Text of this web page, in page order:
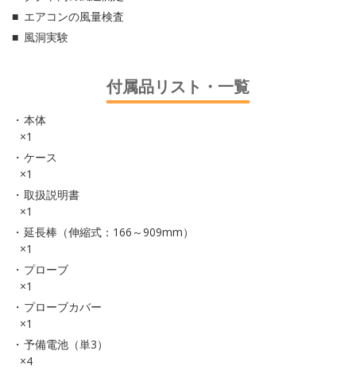
エアコンの風量検査
風洞実験
付属品リスト・一覧
本体
×1
ケース
×1
取扱説明書
×1
延長棒（伸縮式：166～909mm）
×1
プローブ
×1
プローブカバー
×1
予備電池（単3）
×4